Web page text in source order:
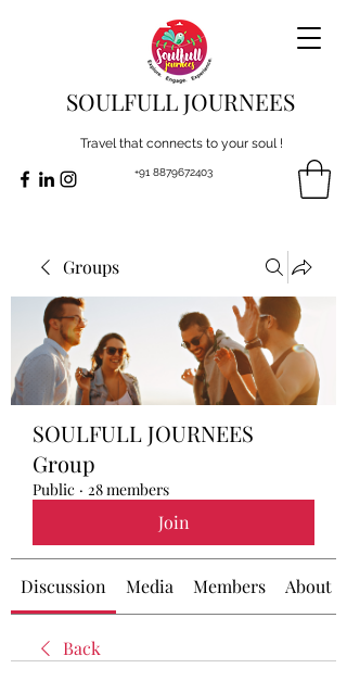
SOULFULL JOURNEES
Travel that connects to your soul !
+91 8879672403
Groups
SOULFULL JOURNEES
Group
Public · 28 members
Join
Discussion Media Members About
Back